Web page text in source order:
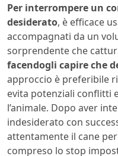
Per interrompere un
desiderato, è efficace
accompagnati da un
sorprendente che
facendogli capire che
approccio è preferibile
evita potenziali conflitti
l’animale. Dopo aver
indesiderato con
attentamente il cane
compreso lo stop